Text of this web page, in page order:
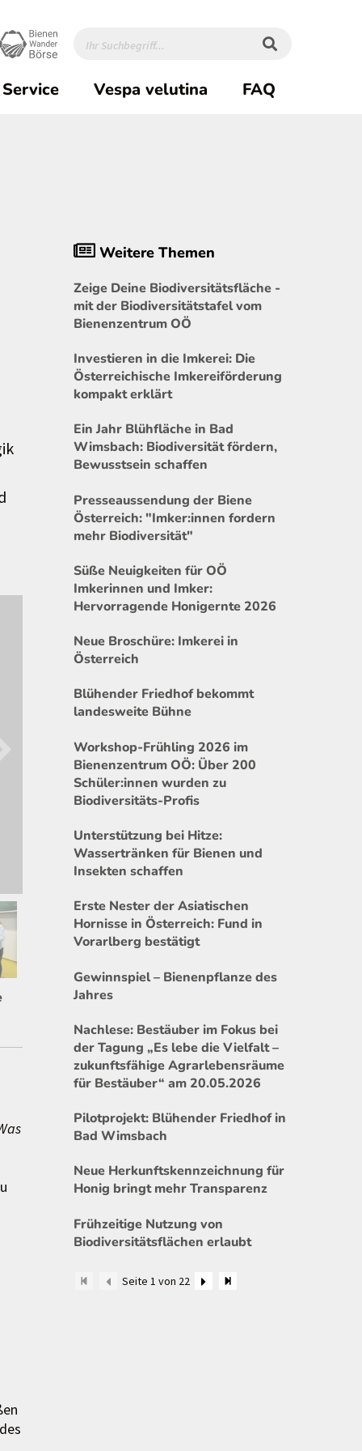
Service Vespa velutina FAQ
Weitere Themen
Zeige Deine Biodiversitätsfläche -
mit der Biodiversitätstafel vom
Bienenzentrum OÖ
Investieren in die Imkerei: Die
Österreichische Imkereiförderung
kompakt erklärt
Ein Jahr Blühfläche in Bad
Wimsbach: Biodiversität fördern,
Bewusstsein schaffen
Presseaussendung der Biene
Österreich: "Imker:innen fordern
mehr Biodiversität"
Süße Neuigkeiten für OÖ
Imkerinnen und Imker:
Hervorragende Honigernte 2026
Neue Broschüre: Imkerei in
Österreich
Blühender Friedhof bekommt
landesweite Bühne
Workshop-Frühling 2026 im
Bienenzentrum OÖ: Über 200
Schüler:innen wurden zu
Biodiversitäts-Profis
Unterstützung bei Hitze:
Wassertränken für Bienen und
Insekten schaffen
Erste Nester der Asiatischen
Hornisse in Österreich: Fund in
Vorarlberg bestätigt
Gewinnspiel – Bienenpflanze des
Jahres
Nachlese: Bestäuber im Fokus bei
der Tagung „Es lebe die Vielfalt –
zukunftsfähige Agrarlebensräume
für Bestäuber“ am 20.05.2026
Pilotprojekt: Blühender Friedhof in
Bad Wimsbach
Neue Herkunftskennzeichnung für
Honig bringt mehr Transparenz
Frühzeitige Nutzung von
Biodiversitätsflächen erlaubt
Seite 1 von 22